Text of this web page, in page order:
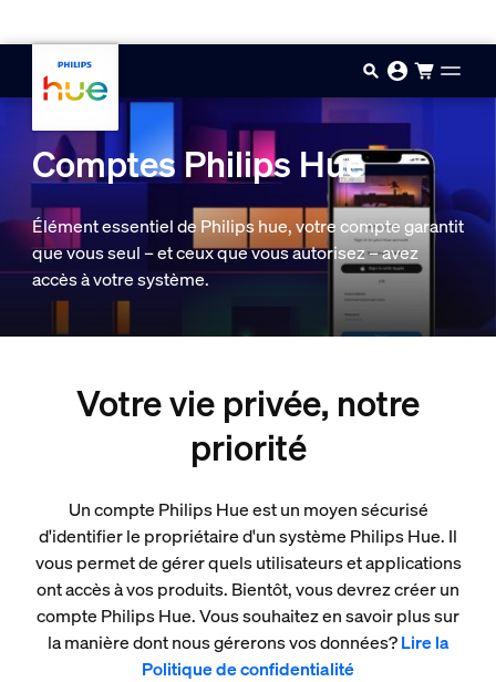
Comptes Philips Hue
Élément essentiel de Philips hue, votre compte garantit
que vous seul – et ceux que vous autorisez – avez
accès à votre système.
Votre vie privée, notre
priorité
Un compte Philips Hue est un moyen sécurisé
d'identifier le propriétaire d'un système Philips Hue. Il
vous permet de gérer quels utilisateurs et applications
ont accès à vos produits. Bientôt, vous devrez créer un
compte Philips Hue. Vous souhaitez en savoir plus sur
la manière dont nous gérerons vos données?Lire la
Politique de confidentialité